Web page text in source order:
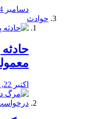
دسامبر 24, 2019
حوادث
اکتبر 22, 2019